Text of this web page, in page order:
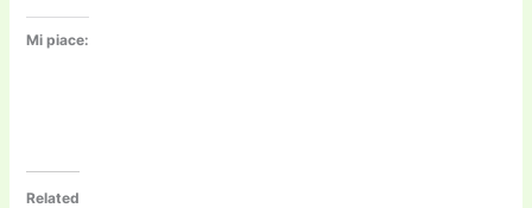
Mi piace:
Related